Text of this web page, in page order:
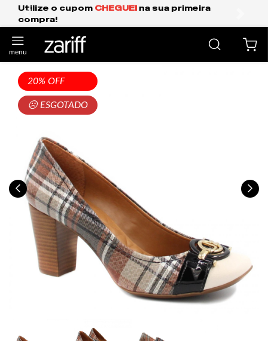
Frete Grátis Expresso para o Sul e São
anterior
20% OFF
☹ ESGOTADO